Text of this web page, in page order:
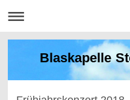
Blaskapelle